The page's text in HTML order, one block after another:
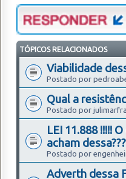
TÓPICOS RELACIONADOS
Viabilidade
Postado por
Qual a
Postado por
LEI 11.888 !!!!!
acham
Postado por
Adverth dessa